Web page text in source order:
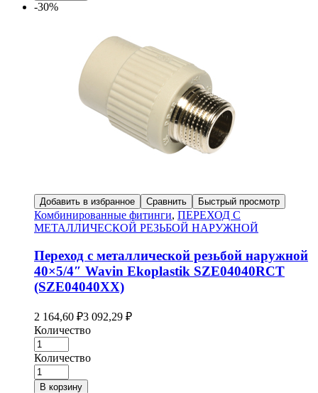
-30%
Добавить в избранное Сравнить Быстрый просмотр
Комбинированные фитинги, ПЕРЕХОД С
МЕТАЛЛИЧЕСКОЙ РЕЗЬБОЙ НАРУЖНОЙ
Переход с металлической резьбой наружной
40×5/4″ Wavin Ekoplastik SZE04040RCT
(SZE04040XX)
2 164,60 ₽3 092,29 ₽
Количество
Количество
В корзину